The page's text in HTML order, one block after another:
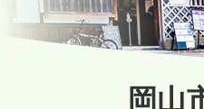
岡山